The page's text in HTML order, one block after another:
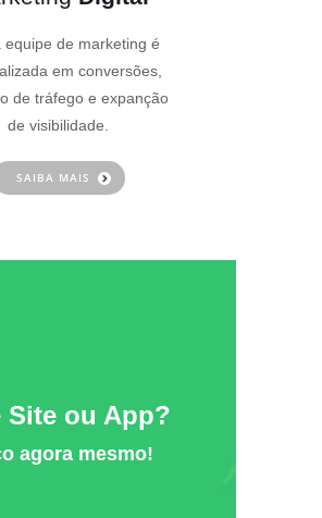
equipe de marketing é
em conversões,
de tráfego e expanção
de visibilidade.
SAIBA MAIS
Site ou App?
agora mesmo!